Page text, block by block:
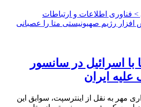
> فناوری اطلاعات و ارتباطات
اسرائیل در سانسور
ایران
مهر به نقل از اینترسپت، سوابق این